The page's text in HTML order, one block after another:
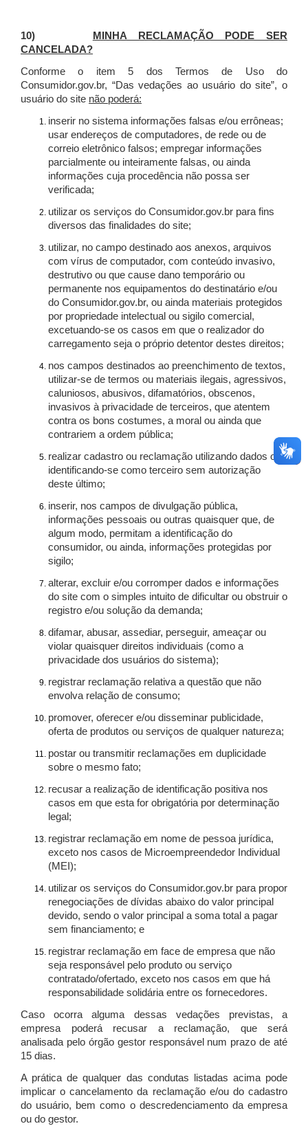
10)
MINHA RECLAMAÇÃO PODE SER
CANCELADA?
Conforme o item 5 dos Termos de Uso do
Consumidor.gov.br, “Das vedações ao usuário do site”, o
usuário do site não poderá:
inserir no sistema informações falsas e/ou errôneas;
usar endereços de computadores, de rede ou de
correio eletrônico falsos; empregar informações
parcialmente ou inteiramente falsas, ou ainda
informações cuja procedência não possa ser
verificada;
utilizar os serviços do Consumidor.gov.br para fins
diversos das finalidades do site;
utilizar, no campo destinado aos anexos, arquivos
com vírus de computador, com conteúdo invasivo,
destrutivo ou que cause dano temporário ou
permanente nos equipamentos do destinatário e/ou
do Consumidor.gov.br, ou ainda materiais protegidos
por propriedade intelectual ou sigilo comercial,
excetuando-se os casos em que o realizador do
carregamento seja o próprio detentor destes direitos;
nos campos destinados ao preenchimento de textos,
utilizar-se de termos ou materiais ilegais, agressivos,
caluniosos, abusivos, difamatórios, obscenos,
invasivos à privacidade de terceiros, que atentem
contra os bons costumes, a moral ou ainda que
contrariem a ordem pública;
realizar cadastro ou reclamação utilizando dados ou
identificando-se como terceiro sem autorização
deste último;
inserir, nos campos de divulgação pública,
informações pessoais ou outras quaisquer que, de
algum modo, permitam a identificação do
consumidor, ou ainda, informações protegidas por
sigilo;
alterar, excluir e/ou corromper dados e informações
do site com o simples intuito de dificultar ou obstruir o
registro e/ou solução da demanda;
difamar, abusar, assediar, perseguir, ameaçar ou
violar quaisquer direitos individuais (como a
privacidade dos usuários do sistema);
registrar reclamação relativa a questão que não
envolva relação de consumo;
promover, oferecer e/ou disseminar publicidade,
oferta de produtos ou serviços de qualquer natureza;
postar ou transmitir reclamações em duplicidade
sobre o mesmo fato;
recusar a realização de identificação positiva nos
casos em que esta for obrigatória por determinação
legal;
registrar reclamação em nome de pessoa jurídica,
exceto nos casos de Microempreendedor Individual
(MEI);
utilizar os serviços do Consumidor.gov.br para propor
renegociações de dívidas abaixo do valor principal
devido, sendo o valor principal a soma total a pagar
sem financiamento; e
registrar reclamação em face de empresa que não
seja responsável pelo produto ou serviço
contratado/ofertado, exceto nos casos em que há
responsabilidade solidária entre os fornecedores.
Caso ocorra alguma dessas vedações previstas, a
empresa poderá recusar a reclamação, que será
analisada pelo órgão gestor responsável num prazo de até
15 dias.
A prática de qualquer das condutas listadas acima pode
implicar o cancelamento da reclamação e/ou do cadastro
do usuário, bem como o descredenciamento da empresa
ou do gestor.